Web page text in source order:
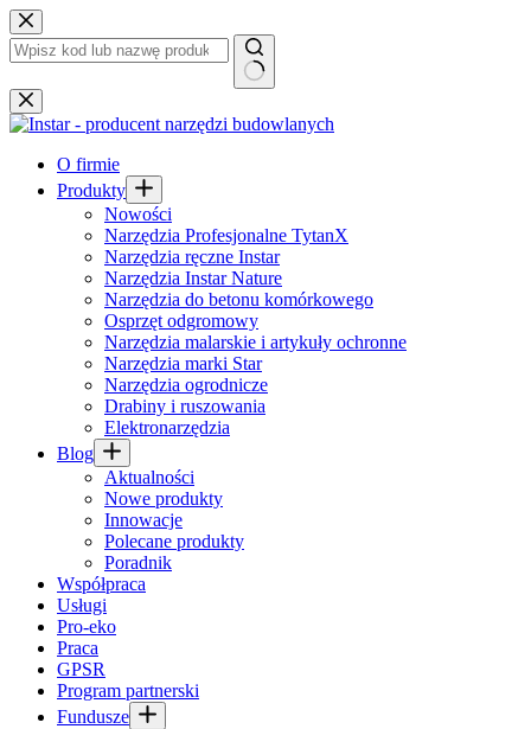
Przejdź
do
treści
Brak
wyników
O firmie
Produkty
Nowości
Narzędzia Profesjonalne TytanX
Narzędzia ręczne Instar
Narzędzia Instar Nature
Narzędzia do betonu komórkowego
Osprzęt odgromowy
Narzędzia malarskie i artykuły ochronne
Narzędzia marki Star
Narzędzia ogrodnicze
Drabiny i ruszowania
Elektronarzędzia
Blog
Aktualności
Nowe produkty
Innowacje
Polecane produkty
Poradnik
Współpraca
Usługi
Pro-eko
Praca
GPSR
Program partnerski
Fundusze